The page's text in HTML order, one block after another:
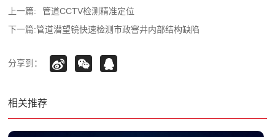
上一篇:
管道CCTV检测精准定位
下一篇:管道潜望镜快速检测市政窨井内部结构缺陷
分享到：
相关推荐